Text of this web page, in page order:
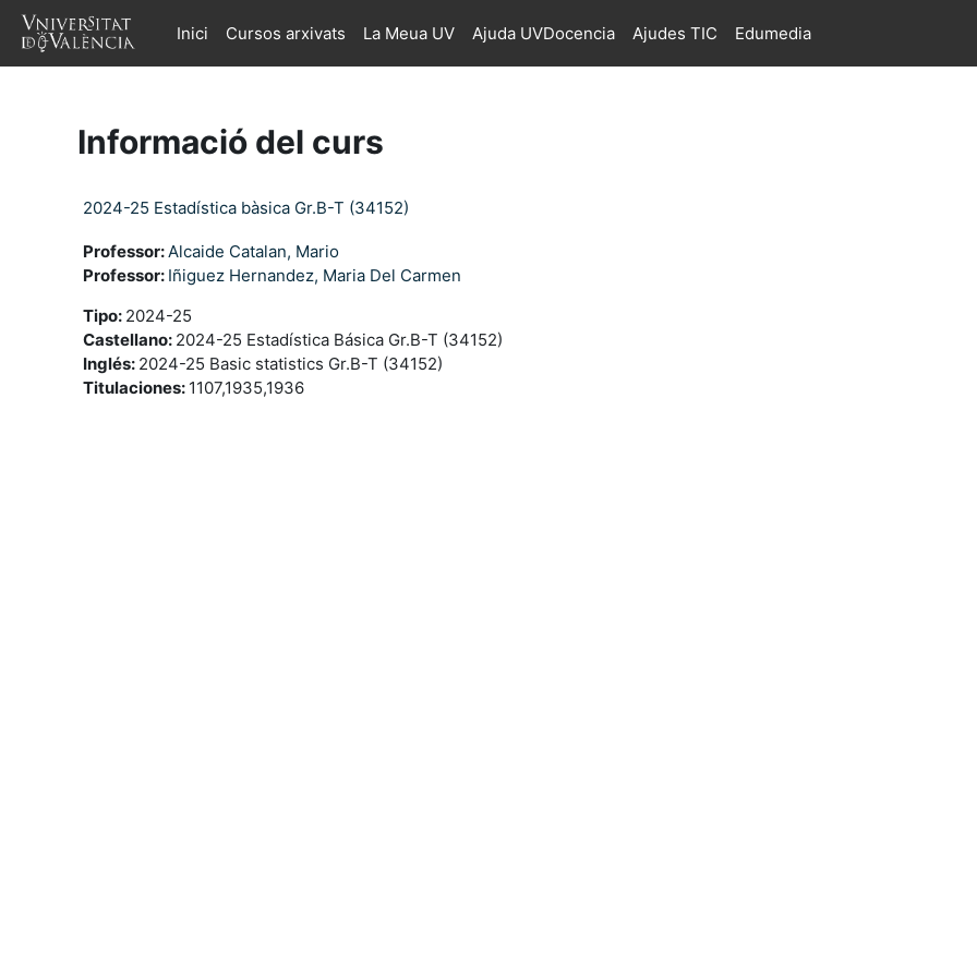
Ves al contingut principal
Inici
Cursos arxivats La Meua UV Ajuda UVDocencia Ajudes TIC Edumedia
Informació del curs
2024-25 Estadística bàsica Gr.B-T (34152)
Professor:Alcaide Catalan, Mario
Professor: Iñiguez Hernandez, Maria Del Carmen
Tipo: 2024-25
Castellano: 2024-25 Estadística Básica Gr.B-T (34152)
Inglés: 2024-25 Basic statistics Gr.B-T (34152)
Titulaciones: 1107,1935,1936